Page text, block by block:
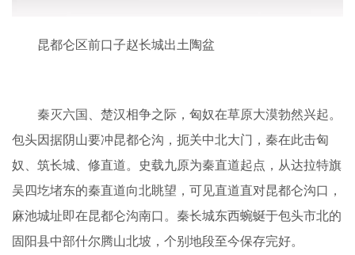
昆都仑区前口子赵长城出土陶盆
秦灭六国、楚汉相争之际，匈奴在草原大漠勃然兴起。
包头因据阴山要冲昆都仑沟，扼关中北大门，秦在此击匈
奴、筑长城、修直道。史载九原为秦直道起点，从达拉特旗
吴四圪堵东的秦直道向北眺望，可见直道直对昆都仑沟口，
麻池城址即在昆都仑沟南口。秦长城东西蜿蜒于包头市北的
固阳县中部什尔腾山北坡，个别地段至今保存完好。